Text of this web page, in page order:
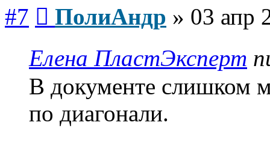
#7 ПолиАндр » 03 апр
Елена ПластЭксперт
В документе слишком
по диагонали.